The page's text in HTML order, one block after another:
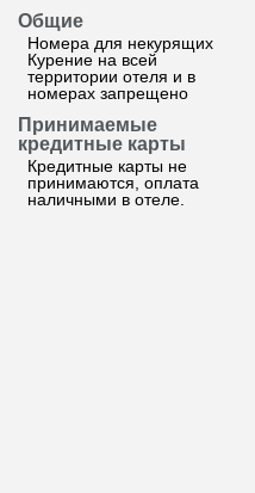
Общие
Номера для некурящих
Курение на всей
территории отеля и в
номерах запрещено
Принимаемые
кредитные карты
Кредитные карты не
принимаются, оплата
наличными в отеле.